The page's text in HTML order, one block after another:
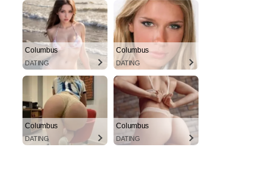
Columbus
DATING
Columbus
DATING
Columbus
DATING
Columbus
DATING